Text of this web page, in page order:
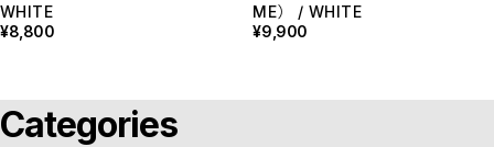
WHITE
¥8,800
ME） / WHITE
¥9,900
Categories